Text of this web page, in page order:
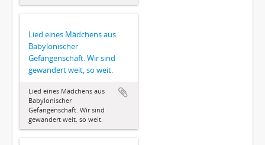
Lied eines Mädchens aus
Babylonischer
Gefangenschaft. Wir sind
gewandert weit, so weit.
Lied eines Mädchens aus
Babylonischer
Gefangenschaft. Wir sind
gewandert weit, so weit.